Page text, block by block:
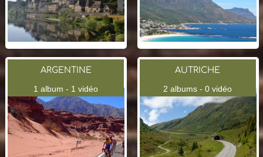
ARGENTINE
1 album - 1 vidéo
AUTRICHE
2 albums - 0 vidéo